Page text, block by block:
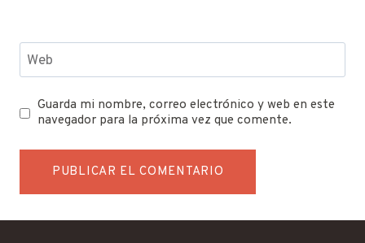
Web
Guarda mi nombre, correo electrónico y web en este
navegador para la próxima vez que comente.
Alternative: